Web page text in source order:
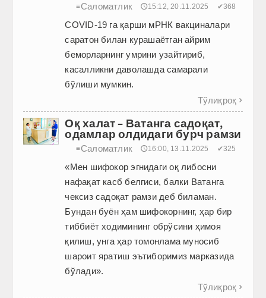
≡Саломатлик 🕔15:12, 20.11.2025 ✔368
COVID-19 га қарши мРНК вакциналари
саратон билан курашаётган айрим
беморларнинг умрини узайтириб,
касалликни даволашда самарали
бўлиши мумкин.
Тўлиқроқ 
Оқ халат – Ватанга садоқат,
одамлар олдидаги бурч рамзи
≡Саломатлик 🕔16:00, 13.11.2025 ✔325
«Мен шифокор эгнидаги оқ либос­ни
нафақат касб белгиси, балки Ватанга
чексиз садоқат рамзи деб биламан.
Бундан буён ҳам шифокорнинг, ҳар бир
тиббиёт ходимининг обрўсини ҳимоя
қилиш, унга ҳар томонлама муносиб
шароит яратиш эътиборимиз марказида
бўлади».
Тўлиқроқ 